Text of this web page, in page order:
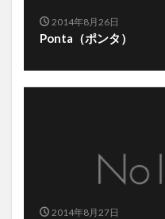
2014年8月26日
Ponta（ポンタ）
2014年8月27日